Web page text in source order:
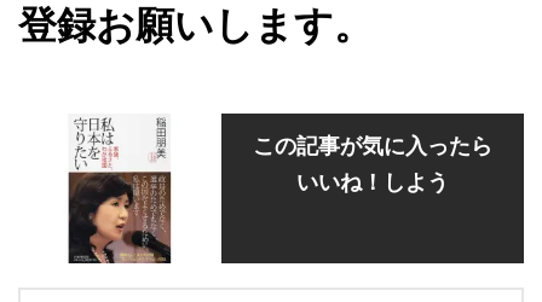
登録お願いします。
この記事が気に入ったら
いいね！しよう